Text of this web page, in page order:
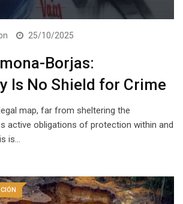
25/10/2025
Borjas:
Is No Shield for Crime
map, far from sheltering the
active obligations of protection within and
is…